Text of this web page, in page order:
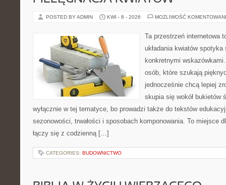
POSTED BY ADMIN KWI - 8 - 2026 MOŻLIWOŚĆ
Ta przestrzeń internetowa
układania kwiatów
konkretnymi wskazówkami.
osób, które szukają
jednocześnie chcą lepiej
skupia się wokół bukietów
wyłącznie w tej tematyce, bo prowadzi także do tekstów
sezonowości, trwałości i sposobach komponowania. To miejsce
łączy się z codzienną […]
CATEGORIES: BUDOWNICTWO